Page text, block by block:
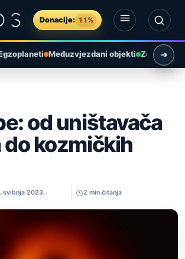
Donacije: 11%
Međuzvjezdani objekti Zemlja i
od uništavača
kozmičkih
svibnja 2023. 2 min čitanja